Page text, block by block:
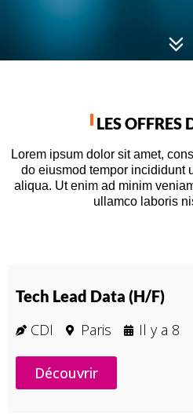
LES OFFRES
Lorem ipsum dolor sit amet,
do eiusmod tempor incididunt
aliqua. Ut enim ad minim
ullamco laboris
Tech Lead Data (H/F)
CDI
Paris Il y a 8
Découvrir